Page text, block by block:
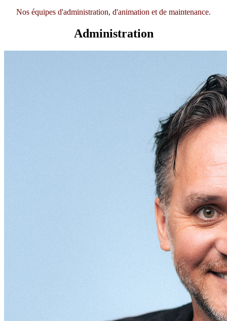
Nos équipes d'administration, d'animation et de maintenance.
Administration